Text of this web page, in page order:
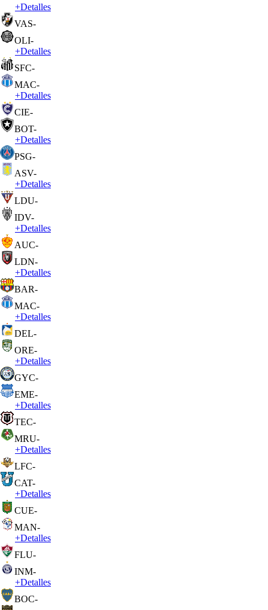
+Detalles
VAS-
OLI-
+Detalles
SFC-
MAC-
+Detalles
CIE-
BOT-
+Detalles
PSG-
ASV-
+Detalles
LDU-
IDV-
+Detalles
AUC-
LDN-
+Detalles
BAR-
MAC-
+Detalles
DEL-
ORE-
+Detalles
GYC-
EME-
+Detalles
TEC-
MRU-
+Detalles
LFC-
CAT-
+Detalles
CUE-
MAN-
+Detalles
FLU-
INM-
+Detalles
BOC-